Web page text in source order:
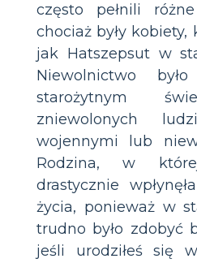
często pełnili
chociaż były kobiety,
jak Hatszepsut w
Niewolnictwo
starożytnym
zniewolonych
wojennymi lub
Rodzina, w
drastycznie
życia, ponieważ w
trudno było zdobyć
jeśli urodziłeś się